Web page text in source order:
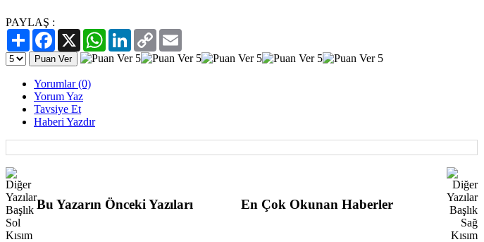
PAYLAŞ :
PaylaşFacebook
X WhatsAppLinkedIn
Copy
Link
Yorumlar (0)
Yorum Yaz
Tavsiye Et
Haberi Yazdır
Bu Yazarın Önceki Yazıları En Çok Okunan Haberler